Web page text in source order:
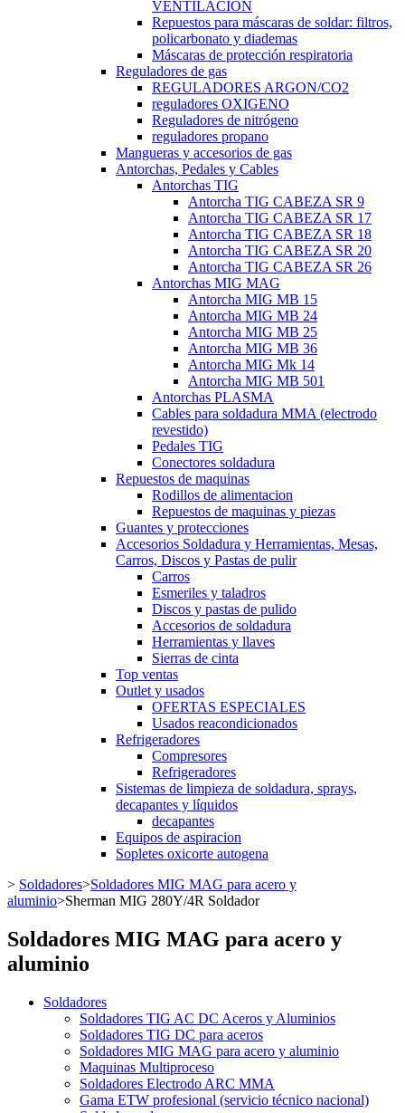
VENTILACION
Repuestos para máscaras de soldar: filtros,
policarbonato y diademas
Máscaras de protección respiratoria
Reguladores de gas
REGULADORES ARGON/CO2
reguladores OXIGENO
Reguladores de nitrógeno
reguladores propano
Mangueras y accesorios de gas
Antorchas, Pedales y Cables
Antorchas TIG
Antorcha TIG CABEZA SR 9
Antorcha TIG CABEZA SR 17
Antorcha TIG CABEZA SR 18
Antorcha TIG CABEZA SR 20
Antorcha TIG CABEZA SR 26
Antorchas MIG MAG
Antorcha MIG MB 15
Antorcha MIG MB 24
Antorcha MIG MB 25
Antorcha MIG MB 36
Antorcha MIG Mk 14
Antorcha MIG MB 501
Antorchas PLASMA
Cables para soldadura MMA (electrodo
revestido)
Pedales TIG
Conectores soldadura
Repuestos de maquinas
Rodillos de alimentacion
Repuestos de maquinas y piezas
Guantes y protecciones
Accesorios Soldadura y Herramientas, Mesas,
Carros, Discos y Pastas de pulir
Carros
Esmeriles y taladros
Discos y pastas de pulido
Accesorios de soldadura
Herramientas y llaves
Sierras de cinta
Top ventas
Outlet y usados
OFERTAS ESPECIALES
Usados reacondicionados
Refrigeradores
Compresores
Refrigeradores
Sistemas de limpieza de soldadura, sprays,
decapantes y líquidos
decapantes
Equipos de aspiracion
Sopletes oxicorte autogena
> Soldadores>Soldadores MIG MAG para acero y
aluminio>Sherman MIG 280Y/4R Soldador
Soldadores MIG MAG para acero y
aluminio
Soldadores
Soldadores TIG AC DC Aceros y Aluminios
Soldadores TIG DC para aceros
Soldadores MIG MAG para acero y aluminio
Maquinas Multiproceso
Soldadores Electrodo ARC MMA
Gama ETW profesional (servicio técnico nacional)